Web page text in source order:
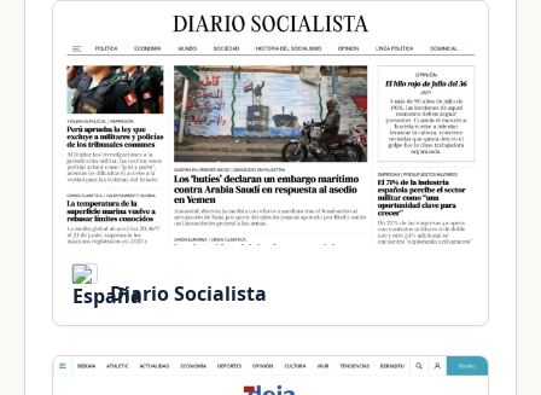
Diario Socialista